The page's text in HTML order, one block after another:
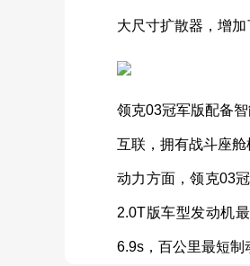
大尺寸扩散器，增
领克03冠军版配备
互联，拥有战斗座舱
动力方面，领克03
2.0T版车型发动机
6.9s，百公里最短制